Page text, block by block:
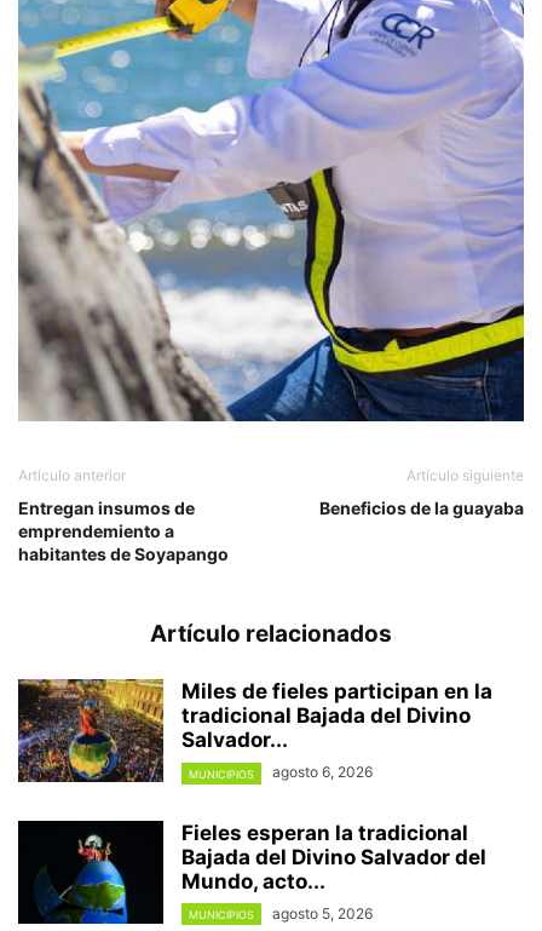
Artículo anterior
Entregan insumos de
emprendemiento a
habitantes de Soyapango
Artículo siguiente
Beneficios de la guayaba
Artículo relacionados
Miles de fieles participan en la
tradicional Bajada del Divino
Salvador...
MUNICIPIOS agosto 6, 2026
Fieles esperan la tradicional
Bajada del Divino Salvador del
Mundo, acto...
MUNICIPIOS agosto 5, 2026